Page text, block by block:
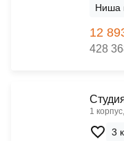
Ниша
12
428
1
3